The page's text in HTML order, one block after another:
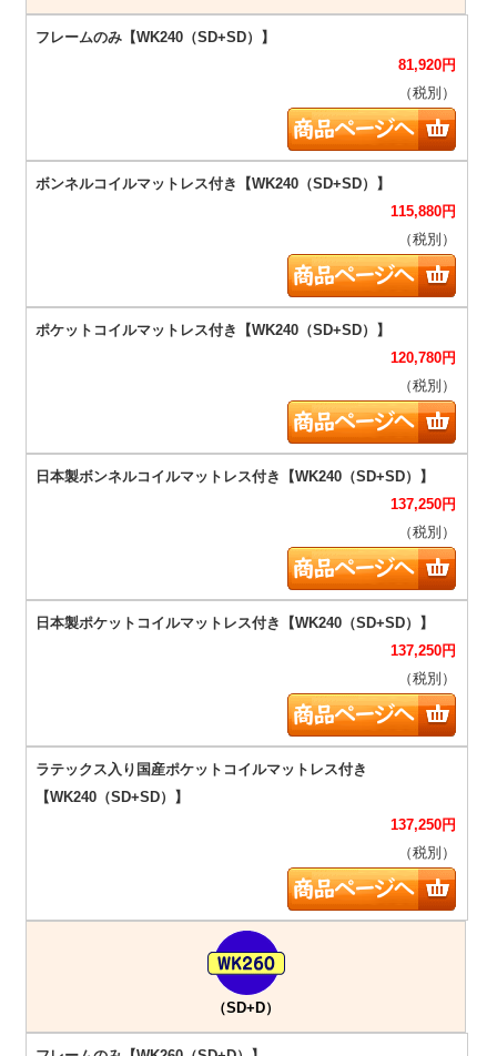
81,920円
（税別）
115,880円
（税別）
120,780円
（税別）
137,250円
（税別）
137,250円
（税別）
137,250円
（税別）
（SD+D）